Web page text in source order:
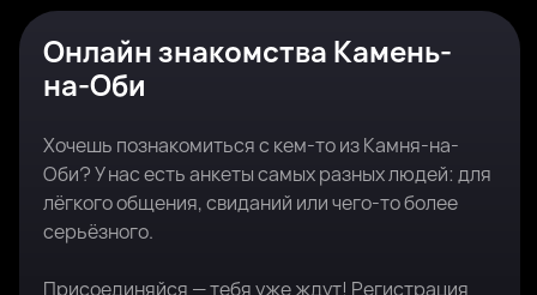
Онлайн знакомства Камень-
на-Оби
Хочешь познакомиться с кем-то из Камня-на-
Оби? У нас есть анкеты самых разных людей: для
лёгкого общения, свиданий или чего-то более
серьёзного.
Присоединяйся — тебя уже ждут! Регистрация